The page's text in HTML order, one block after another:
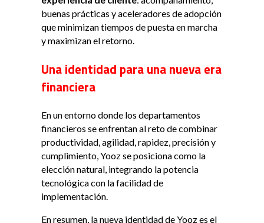
buenas prácticas y aceleradores de adopción
que minimizan tiempos de puesta en marcha
y maximizan el retorno.
Una identidad para una nueva era
financiera
En un entorno donde los departamentos
financieros se enfrentan al reto de combinar
productividad, agilidad, rapidez, precisión y
cumplimiento, Yooz se posiciona como la
elección natural, integrando la potencia
tecnológica con la facilidad de
implementación.
En resumen, la nueva identidad de Yooz es el